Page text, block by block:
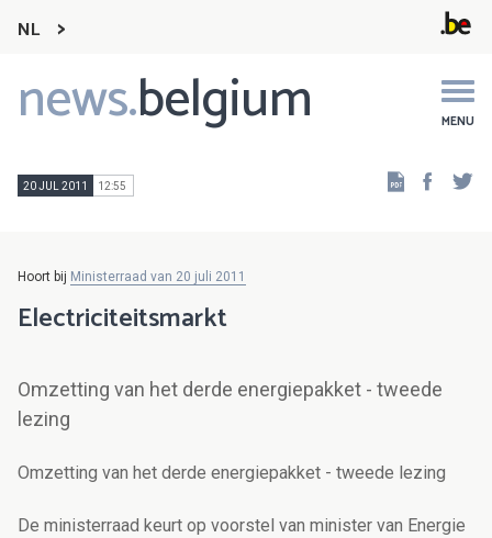
NL
news.belgium MENU
Main
navigation
20 JUL 2011 12:55
Hoort bij Ministerraad van 20 juli 2011
Electriciteitsmarkt
Omzetting van het derde energiepakket - tweede
lezing
Omzetting van het derde energiepakket - tweede lezing
De ministerraad keurt op voorstel van minister van Energie